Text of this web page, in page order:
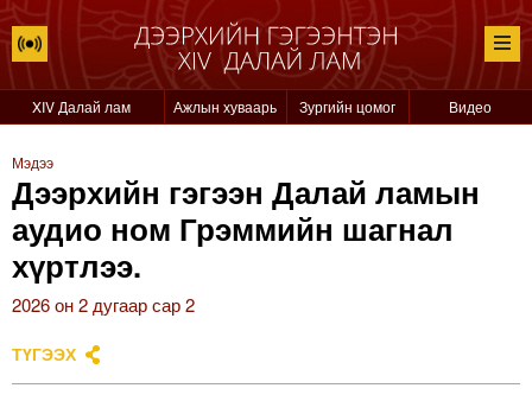
XIV Далай лам Ажлын хуваарь Зургийн цомог Видео
Мэдээ
Дээрхийн гэгээн Далай ламын
аудио ном Грэммийн шагнал
хүртлээ.
2026 он 2 дугаар сар 2
ТҮГЭЭХ